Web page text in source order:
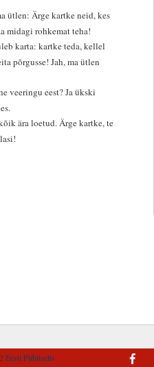
ütlen: Ärge kartke neid, kes
midagi rohkemat teha!
karta: kartke teda, kellel
põrgusse! Jah, ma ütlen
veeringu eest? Ja ükski
ära loetud. Ärge kartke, te
Eesti Piibliselts